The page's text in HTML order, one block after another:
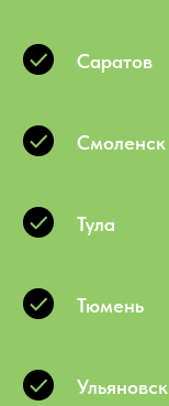
Саратов
Смоленск
Тула
Тюмень
Ульяновск